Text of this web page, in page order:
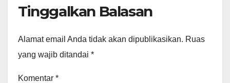
Tinggalkan Balasan
Alamat email Anda tidak akan dipublikasikan. Ruas
yang wajib ditandai *
Komentar *